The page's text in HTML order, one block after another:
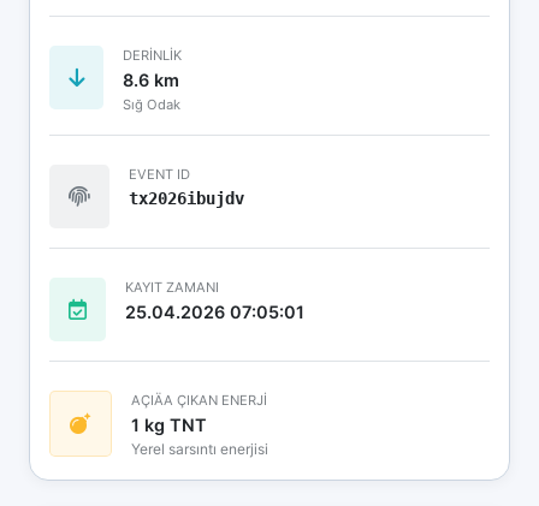
DERINLIK
8.6 km
Sığ Odak
EVENT ID
tx2026ibujdv
KAYIT ZAMANI
25.04.2026 07:05:01
AÇIÄA ÇIKAN ENERJİ
1 kg TNT
Yerel sarsıntı enerjisi